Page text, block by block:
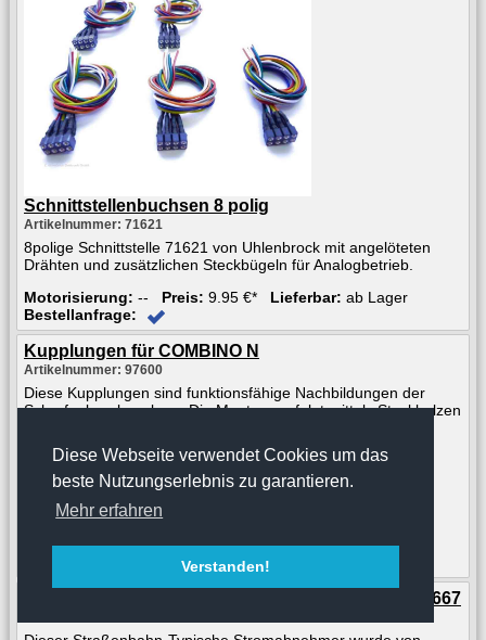
Diese Webseite verwendet Cookies um das
beste Nutzungserlebnis zu garantieren.
Mehr erfahren
Verstanden!
Schnittstellenbuchsen 8 polig
Artikelnummer: 71621
8polige Schnittstelle 71621 von Uhlenbrock mit angelöteten
Drähten und zusätzlichen Steckbügeln für Analogbetrieb.
Motorisierung: -- Preis: 9.95 €* Lieferbar: ab Lager
Bestellanfrage:
Kupplungen für COMBINO N
Artikelnummer: 97600
Diese Kupplungen sind funktionsfähige Nachbildungen der
Scharfenbergkupplung. Die Montage erfolgt mittels Steckbolzen
zusammenstecken und trennen. Trotzdem können mehrere
Garnituren sicher gekuppelt werden. Der hochwertige
Kunststoff ist nahezu verschleißfrei Packungsinhalt 2 Stück
Spaarpackung 97610 mit 20 Stück (10 Paar) nur 40 Euro.
Motorisierung:-- Preis:4.50 €* Lieferbar:ab Lager
Metall Scheren Pantograph 1:160 N. Sommerfeldt 667